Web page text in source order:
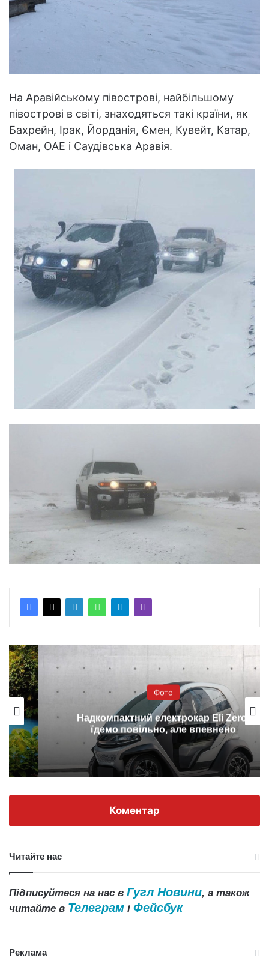
На Аравійському півострові, найбільшому
півострові в світі, знаходяться такі країни, як
Бахрейн, Ірак, Йорданія, Ємен, Кувейт, Катар,
Оман, ОАЕ і Саудівська Аравія.
Фото
Надкомпактний електрокар Eli Zero:
їдемо повільно, але впевнено
Коментар
Читайте нас
Підписуйтеся на нас в Гугл Новини, а також
читайте в Телеграм і Фейсбук
Реклама